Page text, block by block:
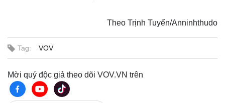
Cuộc sống đó đây
Hồ sơ
Multimedia
Theo Trịnh Tuyến/Anninhthudo
Tag: VOV
Mời quý độc giả theo dõi VOV.VN trên